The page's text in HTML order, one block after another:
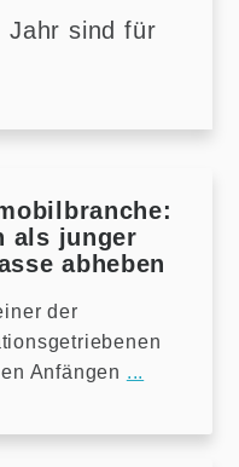
Jahr sind für
als junger
abheben
der
Anfängen ...